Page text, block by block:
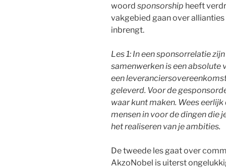
woord sponsorship heeft
vakgebied gaan over
inbrengt.
Les 1: In een sponsorrelatie
samenwerken is een absolute
een
geleverd. Voor de
waar kunt maken. Wees
mensen in voor de dingen die
het realiseren van je ambities.
De tweede les gaat over
AkzoNobel is uiterst